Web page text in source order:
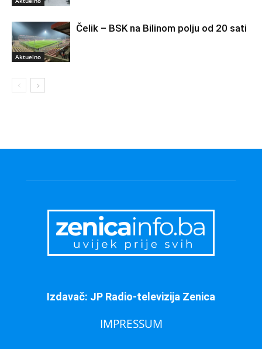
Aktuelno
Čelik – BSK na Bilinom polju od 20 sati
Izdavač: JP Radio-televizija Zenica
IMPRESSUM